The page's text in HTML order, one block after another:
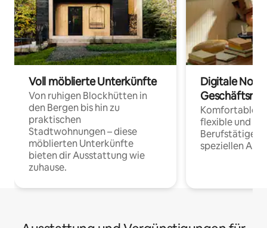
Voll möblierte Unterkünfte
Von ruhigen Blockhütten in
den Bergen bis hin zu
praktischen
Stadtwohnungen – diese
möblierten Unterkünfte
bieten dir Ausstattung wie
zuhause.
Digitale
Komfortable
flexible und
Berufstätige
speziellen